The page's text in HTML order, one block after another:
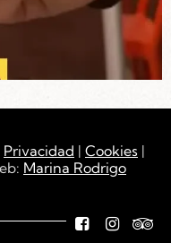
Privacidad | Cookies |
Marina Rodrigo